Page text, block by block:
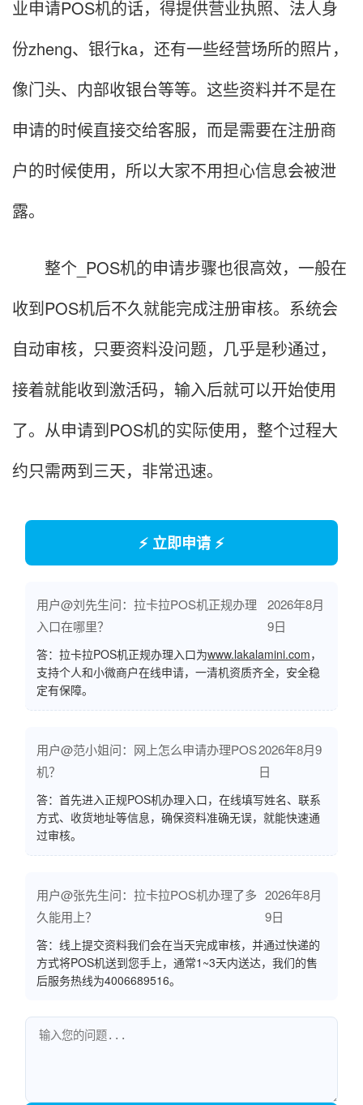
业申请POS机的话，得提供营业执照、法人身
份zheng、银行ka，还有一些经营场所的照片，
像门头、内部收银台等等。这些资料并不是在
申请的时候直接交给客服，而是需要在注册商
户的时候使用，所以大家不用担心信息会被泄
露。
整个_POS机的申请步骤也很高效，一般在
收到POS机后不久就能完成注册审核。系统会
自动审核，只要资料没问题，几乎是秒通过，
接着就能收到激活码，输入后就可以开始使用
了。从申请到POS机的实际使用，整个过程大
约只需两到三天，非常迅速。
⚡ 立即申请 ⚡
用户@刘先生问：拉卡拉POS机正规办理
入口在哪里？
2026年8月
9日
答：拉卡拉POS机正规办理入口为www.lakalamini.com，
支持个人和小微商户在线申请，一清机资质齐全，安全稳
定有保障。
用户@范小姐问：网上怎么申请办理POS
机？
2026年8月9
日
答：首先进入正规POS机办理入口，在线填写姓名、联系
方式、收货地址等信息，确保资料准确无误，就能快速通
过审核。
用户@张先生问：拉卡拉POS机办理了多
久能用上？
2026年8月
9日
答：线上提交资料我们会在当天完成审核，并通过快递的
方式将POS机送到您手上，通常1~3天内送达，我们的售
后服务热线为4006689516。